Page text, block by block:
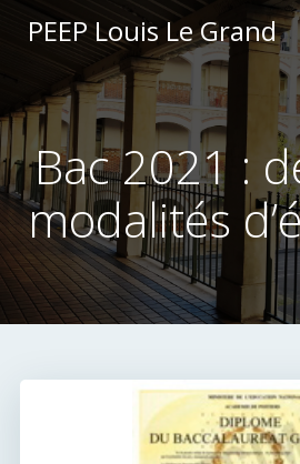
Aller
au
PEEP Louis Le Grand
Bac 2021 :
modalités